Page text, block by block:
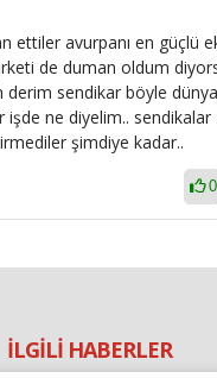
ettiler avurpanı en güçlü
de duman oldum
derim sendikar böyle
işde ne diyelim.. sendikalar
şimdiye kadar..
0
İLGİLİ HABERLER